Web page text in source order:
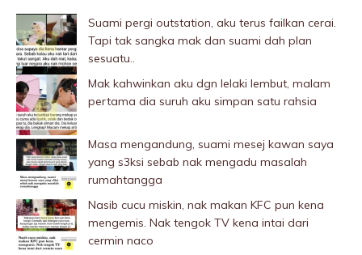
Suami pergi outstation, aku terus failkan cerai.
Tapi tak sangka mak dan suami dah plan
sesuatu..
Mak kahwinkan aku dgn lelaki Iembut, malam
pertama dia suruh aku simpan satu rahsia
Masa mengandung, suami mesej kawan saya
yang s3ksi sebab nak mengadu masalah
rumahtangga
Nasib cucu miskin, nak makan KFC pun kena
mengemis. Nak tengok TV kena intai dari
cermin naco